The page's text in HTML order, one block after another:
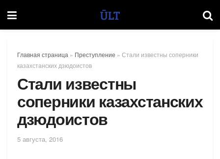
Главная страница » Преступление » Стали известны соперники
казахстанских дзюдоистов
Стали известны
соперники казахстанских
дзюдоистов
5 августа, 2016